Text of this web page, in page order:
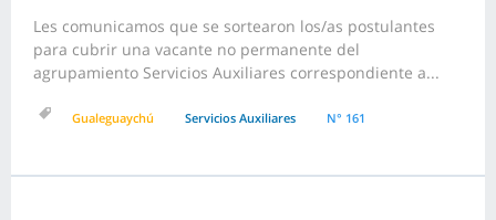
Les comunicamos que se sortearon los/as postulantes
para cubrir una vacante no permanente del
agrupamiento Servicios Auxiliares correspondiente a...
Gualeguaychú Servicios Auxiliares N° 161